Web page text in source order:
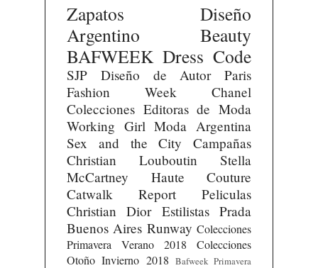
Zapatos
Diseño
Argentino
Beauty
BAFWEEK Dress Code
SJP Diseño de Autor
Paris
Fashion Week
Chanel
Colecciones Editoras de Moda
Working Girl Moda Argentina
Sex and the City
Campañas
Christian Louboutin
Stella
McCartney
Haute Couture
Catwalk Report
Peliculas
Christian Dior Estilistas Prada
Buenos Aires Runway Colecciones
Primavera Verano 2018
Colecciones
Otoño Invierno 2018 Bafweek Primavera